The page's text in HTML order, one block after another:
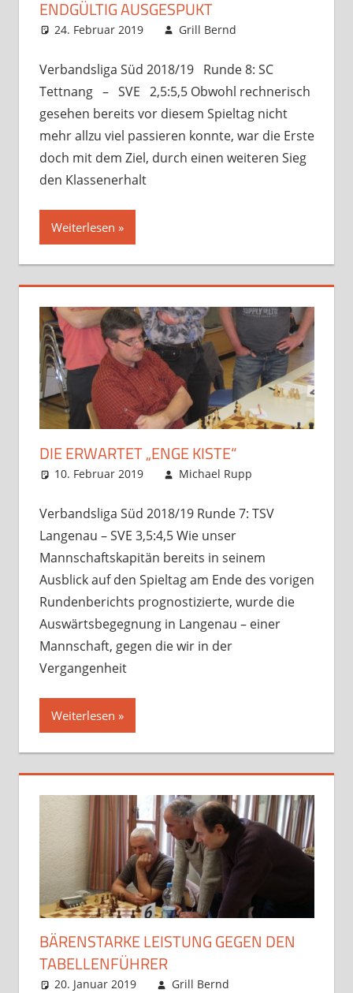
ENDGÜLTIG AUSGESPUKT
24. Februar 2019 Grill Bernd
Verbandsliga Süd 2018/19 Runde 8: SC
Tettnang – SVE 2,5:5,5 Obwohl rechnerisch
gesehen bereits vor diesem Spieltag nicht
mehr allzu viel passieren konnte, war die Erste
doch mit dem Ziel, durch einen weiteren Sieg
den Klassenerhalt
Weiterlesen
DIE ERWARTET „ENGE KISTE“
10. Februar 2019 Michael Rupp
Verbandsliga Süd 2018/19 Runde 7: TSV
Langenau – SVE 3,5:4,5 Wie unser
Mannschaftskapitän bereits in seinem
Ausblick auf den Spieltag am Ende des vorigen
Rundenberichts prognostizierte, wurde die
Auswärtsbegegnung in Langenau – einer
Mannschaft, gegen die wir in der
Vergangenheit
Weiterlesen
BÄRENSTARKE LEISTUNG GEGEN DEN
TABELLENFÜHRER
20. Januar 2019 Grill Bernd